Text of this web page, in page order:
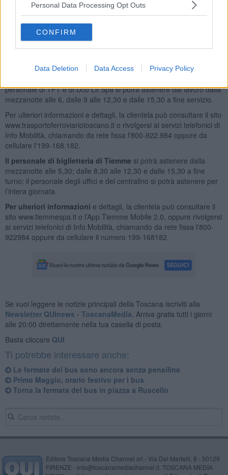
Personal Data Processing Opt Outs
CONFIRM
Data Deletion Data Access Privacy Policy
- personale di Ala Golden Tour srl dalle 8,30 alle 11,40, dalle 14,35
alle 16,55 e dalle 18,40 a fine turno.
Si ricorda che le corse già avviate prima dell’orario di inizio dello
sciopero saranno regolarmente portate a termine, mentre non
all’interno dell’orario previsto per l’astensione dal lavoro.
personale di TFT e di Dco Lfi Spa si potrà astenere dal lavoro dalla
mezzanotte alle 6, dalle 9 alle 12,30 e dalle 15,30 a fine servizio.
Per ulteriori informazioni e dettagli, la clientela può consultare il sito
www.trasportoferroviariotoscano.it o rivolgersi ai servizi telefonici di
Info Mobilità, chiamando da rete fissa l'800-922.984 oppure da
cellulare l'199-168.182.
Il personale di biglietteria di Tiemme si potrà astenere dalla
mezzanotte alle 5,30; dalle 8,30 alle 12,30 e dalle 15,30 a fine
turno; il personale degli uffici e del centralino si potrà astenere per
l’intera giornata.
Per ulteriori informazioni e dettagli, la clientela può consultare il
sito www.tiemmespa.it o l’App Tiemme Mobile 2.0, oppure rivolgersi
ai servizi telefonici di Info Mobilità, chiamando da rete fissa l'800-
922984 oppure da cellulare il numero 199-168182.
Se vuoi leggere le notizie principali della Toscana iscriviti alla
Newsletter QUInews - ToscanaMedia. Arriva gratis tutti i giorni
alle 20:00 direttamente nella tua casella di posta.
Basta cliccare QUI
Ti potrebbe interessare anche:
Le fermate del bus sono ancora senza pensiline
Primo Maggio, orario festivo per i bus
Torna la fermata del bus in piazza a Ruscello
Editore Toscana Media Channel srl - Via Dei Martelli, 8 - 50129
FIRENZE - info@toscanamediachannel.it. TOSCANA MEDIA